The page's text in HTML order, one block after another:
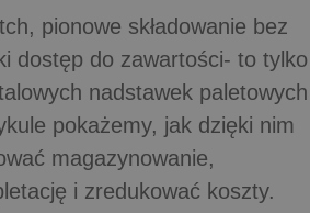
pionowe składowanie bez
dostęp do zawartości- to tylko
nadstawek paletowych
pokażemy, jak dzięki nim
magazynowanie,
i zredukować koszty.